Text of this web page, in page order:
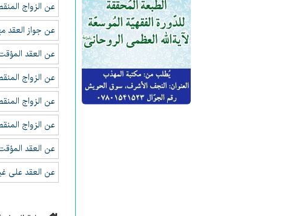
عن الزواج
عن جواز العقد
عن العقد
عن الزواج
عن الزواج
عن الزواج
عن العقد
عن العقد على